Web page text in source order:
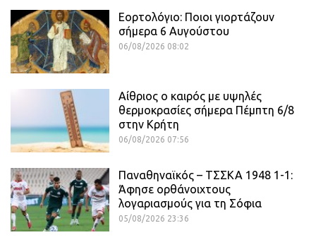
Εορτολόγιο: Ποιοι γιορτάζουν
σήμερα 6 Αυγούστου
06/08/2026 08:02
Αίθριος o καιρός με υψηλές
θερμοκρασίες σήμερα Πέμπτη 6/8
στην Κρήτη
06/08/2026 07:56
Παναθηναϊκός – ΤΣΣΚΑ 1948 1-1:
Άφησε ορθάνοιχτους
λογαριασμούς για τη Σόφια
05/08/2026 23:36